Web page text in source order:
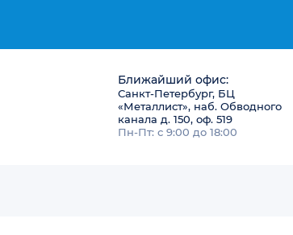
Ближайший офис:
Санкт-Петербург, БЦ
«Металлист», наб. Обводного
канала д. 150, оф. 519
Пн-Пт: с 9:00 до 18:00